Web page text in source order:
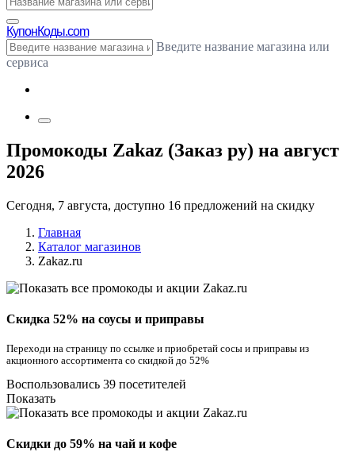
КупонКоды.com
Введите название магазина или
сервиса
Промокоды Zakaz (Заказ ру) на август
2026
Сегодня, 7 августа, доступно 16 предложений на скидку
Главная
Каталог магазинов
Zakaz.ru
Скидка 52% на соусы и приправы
Переходи на страницу по ссылке и приобретай сосы и приправы из
акционного ассортимента со скидкой до 52%
Воспользовались 39 посетителей
Показать
Скидки до 59% на чай и кофе